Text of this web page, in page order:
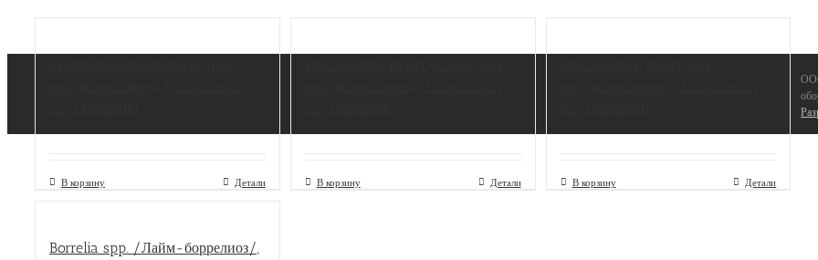
В корзину Детали В корзину Детали В корзину Детали
Borrelia spp. /Лайм-боррелиоз/,